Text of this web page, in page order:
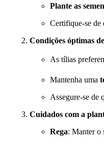
Plante as
Certifique-se de
Condições óptimas
As tílias
Mantenha uma
Assegure-se de
Cuidados com a
Rega: Manter o